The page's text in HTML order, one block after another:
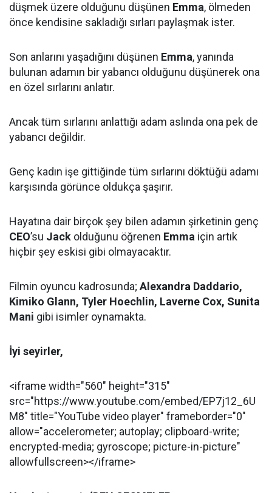
düşmek üzere olduğunu düşünen Emma, ölmeden
önce kendisine sakladığı sırları paylaşmak ister.
Son anlarını yaşadığını düşünen Emma, yanında
bulunan adamın bir yabancı olduğunu düşünerek ona
en özel sırlarını anlatır.
Ancak tüm sırlarını anlattığı adam aslında ona pek de
yabancı değildir.
Genç kadın işe gittiğinde tüm sırlarını döktüğü adamı
karşısında görünce oldukça şaşırır.
Hayatına dair birçok şey bilen adamın şirketinin genç
CEO’su Jack olduğunu öğrenen Emma için artık
hiçbir şey eskisi gibi olmayacaktır.
Filmin oyuncu kadrosunda; Alexandra Daddario,
Kimiko Glann, Tyler Hoechlin, Laverne Cox, Sunita
Mani gibi isimler oynamakta.
İyi seyirler,
<iframe width="560" height="315"
src="https://www.youtube.com/embed/EP7j12_6U
M8" title="YouTube video player" frameborder="0"
allow="accelerometer; autoplay; clipboard-write;
encrypted-media; gyroscope; picture-in-picture"
allowfullscreen></iframe>